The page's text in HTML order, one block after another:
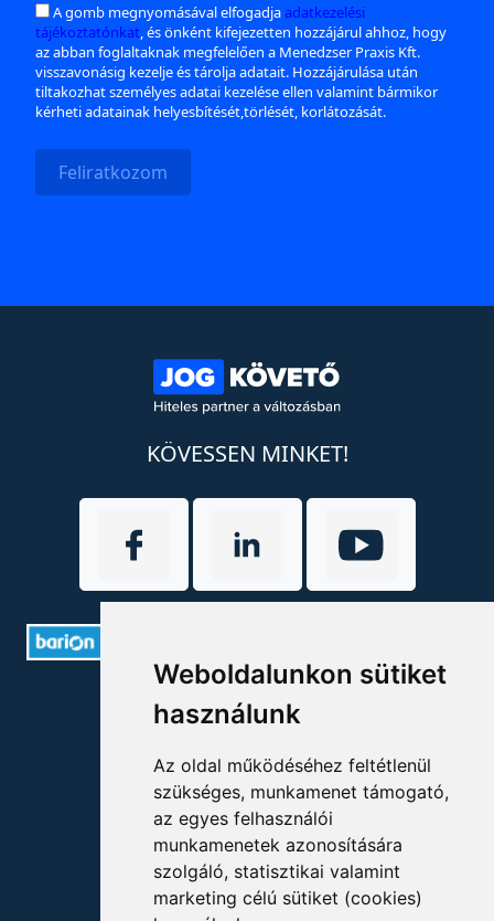
Weboldalunkon sütiket
használunk
Az oldal működéséhez feltétlenül
szükséges, munkamenet támogató,
az egyes felhasználói
munkamenetek azonosítására
szolgáló, statisztikai valamint
marketing célú sütiket (cookies)
A gomb megnyomásával elfogadjaadatkezelési
tájékoztatónkat, és önként kifejezetten hozzájárul ahhoz, hogy
az abban foglaltaknak megfelelően a Menedzser Praxis Kft.
visszavonásig kezelje és tárolja adatait. Hozzájárulása után
tiltakozhat személyes adatai kezelése ellen valamint bármikor
kérheti adatainak helyesbítését,törlését, korlátozását.
Feliratkozom
KÖVESSEN MINKET!
ELÉRHETŐSÉGEK
+36 1 880 7600
info@mprx.hu